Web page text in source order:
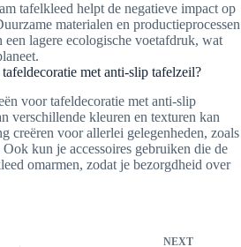
tafelkleed helpt de negatieve impact op
materialen en productieprocessen
lagere ecologische voetafdruk, wat
met anti-slip tafelzeil?
voor tafeldecoratie met anti-slip
verschillende kleuren en texturen kan
creëren voor allerlei gelegenheden, zoals
kun je accessoires gebruiken die de
omarmen, zodat je bezorgdheid over
NEXT